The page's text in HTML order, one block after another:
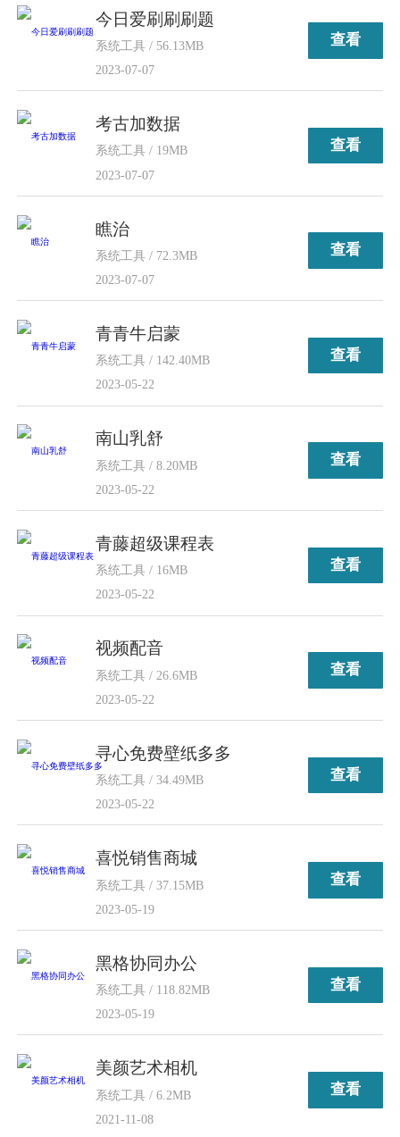
今日爱刷刷刷题
系统工具 / 56.13MB
2023-07-07
查看
考古加数据
系统工具 / 19MB
2023-07-07
查看
瞧治
系统工具 / 72.3MB
2023-07-07
查看
青青牛启蒙
系统工具 / 142.40MB
2023-05-22
查看
南山乳舒
系统工具 / 8.20MB
2023-05-22
查看
青藤超级课程表
系统工具 / 16MB
2023-05-22
查看
视频配音
系统工具 / 26.6MB
2023-05-22
查看
寻心免费壁纸多多
系统工具 / 34.49MB
2023-05-22
查看
喜悦销售商城
系统工具 / 37.15MB
2023-05-19
查看
黑格协同办公
系统工具 / 118.82MB
2023-05-19
查看
美颜艺术相机
系统工具 / 6.2MB
2021-11-08
查看